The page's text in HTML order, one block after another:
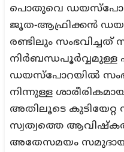
പൊതുവെ ഡയസ്‌പോറ
ജൂത-ആഫ്രിക്കന്‍
രണ്ടിലും സംഭവിച്ചത്
നിര്‍ബന്ധപൂര്‍വ്വമുള്ള
ഡയസ്‌പോറയില്‍
നിന്നുള്ള
അതിലൂടെ
സ്വത്വത്തെ
അതേസമയം